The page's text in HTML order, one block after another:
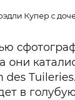
Купер с
они
des
в